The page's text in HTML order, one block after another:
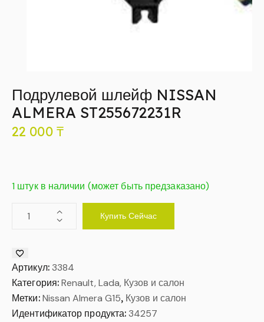
Подрулевой шлейф NISSAN
ALMERA ST255672231R
22 000 ₸
1 штук в наличии (может быть предзаказано)
Купить Сейчас
Артикул: 3384
Категория:Renault, Lada, Кузов и салон
Метки: Nissan Almera G15, Кузов и салон
Идентификатор продукта:34257